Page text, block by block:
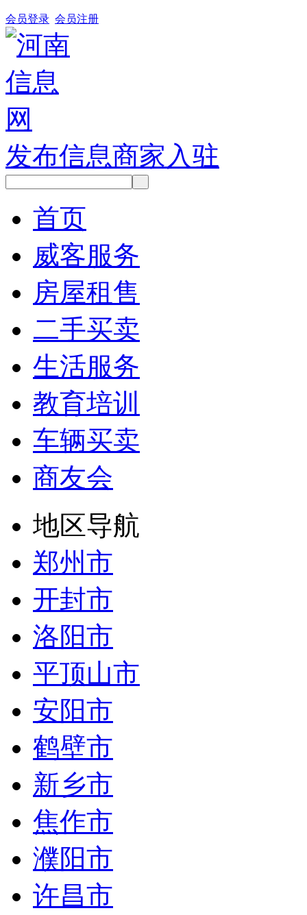
会员登录 会员注册
发布信息商家入驻
首页
威客服务
房屋租售
二手买卖
生活服务
教育培训
车辆买卖
商友会
地区导航
郑州市
开封市
洛阳市
平顶山市
安阳市
鹤壁市
新乡市
焦作市
濮阳市
许昌市